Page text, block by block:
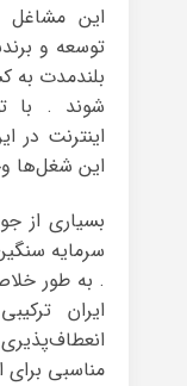
این مشاغل
توسعه و
بلندمدت به
شوند . با
اینترنت در
این شغل‌ها
بسیاری از
سرمایه
. به طور
ایران
مناسبی برای